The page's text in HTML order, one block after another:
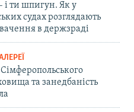
і ти шпигун. Як у
судах розглядають
в держзраді
та занедбаність